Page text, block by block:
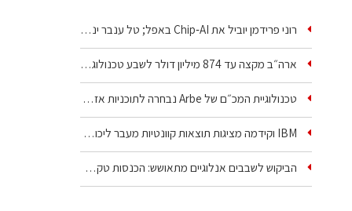
רוני פרידמן יוביל את Chip‑AI באפל; טל ענבר ינהל את…
ארה״ב מקצה עד 874 מיליון דולר לשבע טכנולוגיות שבבים…
טכנולוגיית המכ״ם של Arbe נבחרה לתוכניות אזרחיות וביטחוניות
IBM וקידמה מציגות תוצאות קוונטיות מעבר ליכולת…
הביקוש לשבבים אנלוגיים מתאושש: הכנסות טקסס…